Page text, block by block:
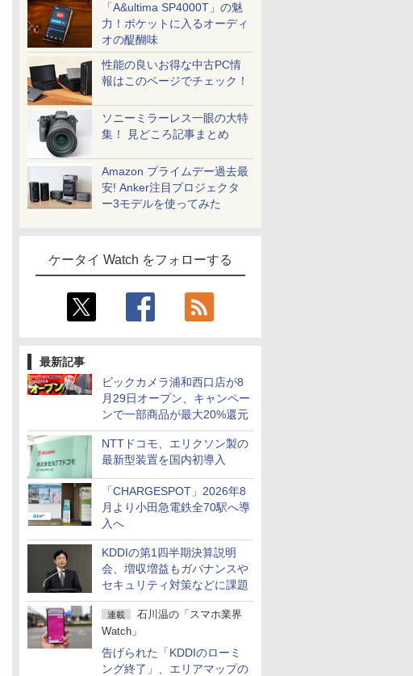
「A&ultima SP4000T」の魅
力！ポケットに入るオーディ
オの醍醐味
性能の良いお得な中古PC情
報はこのページでチェック！
ソニーミラーレス一眼の大特
集！ 見どころ記事まとめ
Amazon プライムデー過去最
安! Anker注目プロジェクタ
ー3モデルを使ってみた
ケータイ Watch をフォローする
最新記事
ビックカメラ浦和西口店が8
月29日オープン、キャンペー
ンで一部商品が最大20%還元
NTTドコモ、エリクソン製の
最新型装置を国内初導入
「CHARGESPOT」2026年8
月より小田急電鉄全70駅へ導
入へ
KDDIの第1四半期決算説明
会、増収増益もガバナンスや
セキュリティ対策などに課題
連載
石川温の「スマホ業界
Watch」
告げられた「KDDIのローミ
ング終了」、エリアマップの